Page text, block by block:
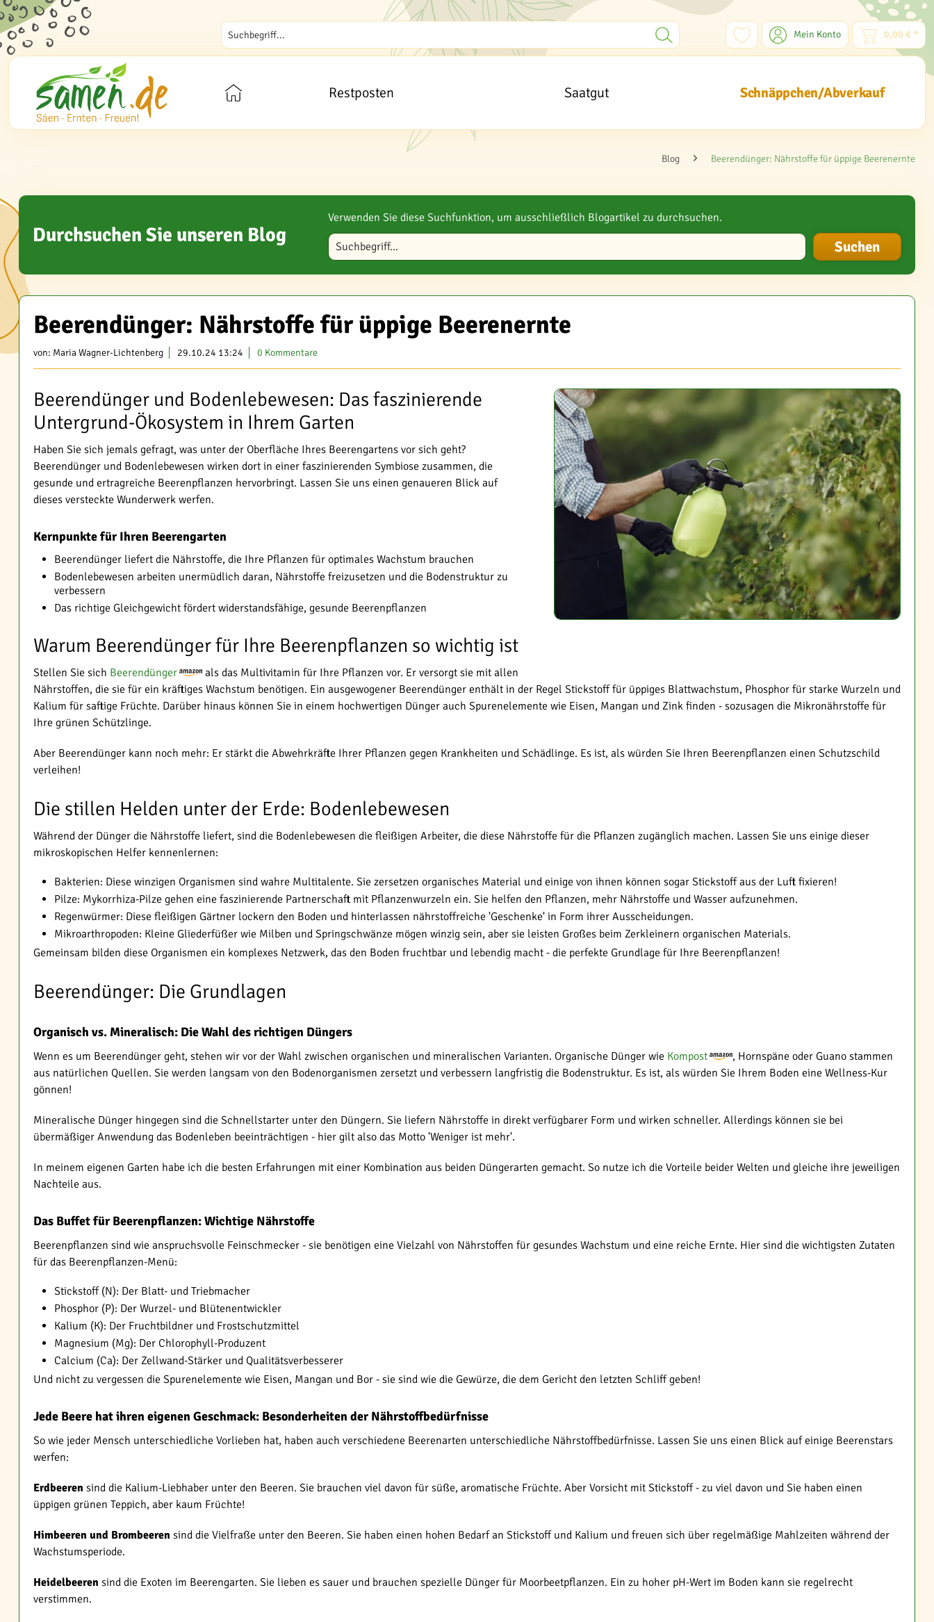
Mein Konto 0,00 € *
Restposten Saatgut Schnäppchen/Abverkauf
Blog Beerendünger: Nährstoffe für üppige Beerenernte
Durchsuchen Sie unseren Blog
Verwenden Sie diese Suchfunktion, um ausschließlich Blogartikel zu durchsuchen.
Blog durchsuchen
Beerendünger: Nährstoffe für üppige Beerenernte
von: Maria Wagner-Lichtenberg 29.10.24 13:24 0 Kommentare
Beerendünger und Bodenlebewesen: Das faszinierende
Untergrund-Ökosystem in Ihrem Garten
Haben Sie sich jemals gefragt, was unter der Oberfläche Ihres Beerengartens vor sich geht?
Beerendünger und Bodenlebewesen wirken dort in einer faszinierenden Symbiose zusammen, die
gesunde und ertragreiche Beerenpflanzen hervorbringt. Lassen Sie uns einen genaueren Blick auf
dieses versteckte Wunderwerk werfen.
Kernpunkte für Ihren Beerengarten
Beerendünger liefert die Nährstoffe, die Ihre Pflanzen für optimales Wachstum brauchen
Bodenlebewesen arbeiten unermüdlich daran, Nährstoffe freizusetzen und die Bodenstruktur zu
verbessern
Das richtige Gleichgewicht fördert widerstandsfähige, gesunde Beerenpflanzen
Warum Beerendünger für Ihre Beerenpflanzen so wichtig ist
Stellen Sie sich Beerendünger
als das Multivitamin für Ihre Pflanzen vor. Er versorgt sie mit allen
Nährstoffen, die sie für ein kräftiges Wachstum benötigen. Ein ausgewogener Beerendünger enthält in der Regel Stickstoff für üppiges Blattwachstum, Phosphor für starke Wurzeln und
Kalium für saftige Früchte. Darüber hinaus können Sie in einem hochwertigen Dünger auch Spurenelemente wie Eisen, Mangan und Zink finden - sozusagen die Mikronährstoffe für
Ihre grünen Schützlinge.
Aber Beerendünger kann noch mehr: Er stärkt die Abwehrkräfte Ihrer Pflanzen gegen Krankheiten und Schädlinge. Es ist, als würden Sie Ihren Beerenpflanzen einen Schutzschild
verleihen!
Die stillen Helden unter der Erde: Bodenlebewesen
Während der Dünger die Nährstoffe liefert, sind die Bodenlebewesen die fleißigen Arbeiter, die diese Nährstoffe für die Pflanzen zugänglich machen. Lassen Sie uns einige dieser
mikroskopischen Helfer kennenlernen:
Bakterien: Diese winzigen Organismen sind wahre Multitalente. Sie zersetzen organisches Material und einige von ihnen können sogar Stickstoff aus der Luft fixieren!
Pilze: Mykorrhiza-Pilze gehen eine faszinierende Partnerschaft mit Pflanzenwurzeln ein. Sie helfen den Pflanzen, mehr Nährstoffe und Wasser aufzunehmen.
Regenwürmer: Diese fleißigen Gärtner lockern den Boden und hinterlassen nährstoffreiche 'Geschenke' in Form ihrer Ausscheidungen.
Mikroarthropoden: Kleine Gliederfüßer wie Milben und Springschwänze mögen winzig sein, aber sie leisten Großes beim Zerkleinern organischen Materials.
Gemeinsam bilden diese Organismen ein komplexes Netzwerk, das den Boden fruchtbar und lebendig macht - die perfekte Grundlage für Ihre Beerenpflanzen!
Beerendünger: Die Grundlagen
Organisch vs. Mineralisch: Die Wahl des richtigen Düngers
Wenn es um Beerendünger geht, stehen wir vor der Wahl zwischen organischen und mineralischen Varianten. Organische Dünger wie Kompost
, Hornspäne oder Guano stammen
aus natürlichen Quellen. Sie werden langsam von den Bodenorganismen zersetzt und verbessern langfristig die Bodenstruktur. Es ist, als würden Sie Ihrem Boden eine Wellness-Kur
gönnen!
Mineralische Dünger hingegen sind die Schnellstarter unter den Düngern. Sie liefern Nährstoffe in direkt verfügbarer Form und wirken schneller. Allerdings können sie bei
übermäßiger Anwendung das Bodenleben beeinträchtigen - hier gilt also das Motto 'Weniger ist mehr'.
In meinem eigenen Garten habe ich die besten Erfahrungen mit einer Kombination aus beiden Düngerarten gemacht. So nutze ich die Vorteile beider Welten und gleiche ihre jeweiligen
Nachteile aus.
Das Buffet für Beerenpflanzen: Wichtige Nährstoffe
Beerenpflanzen sind wie anspruchsvolle Feinschmecker - sie benötigen eine Vielzahl von Nährstoffen für gesundes Wachstum und eine reiche Ernte. Hier sind die wichtigsten Zutaten
für das Beerenpflanzen-Menü:
Stickstoff (N): Der Blatt- und Triebmacher
Phosphor (P): Der Wurzel- und Blütenentwickler
Kalium (K): Der Fruchtbildner und Frostschutzmittel
Magnesium (Mg): Der Chlorophyll-Produzent
Calcium (Ca): Der Zellwand-Stärker und Qualitätsverbesserer
Und nicht zu vergessen die Spurenelemente wie Eisen, Mangan und Bor - sie sind wie die Gewürze, die dem Gericht den letzten Schliff geben!
Jede Beere hat ihren eigenen Geschmack: Besonderheiten der Nährstoffbedürfnisse
So wie jeder Mensch unterschiedliche Vorlieben hat, haben auch verschiedene Beerenarten unterschiedliche Nährstoffbedürfnisse. Lassen Sie uns einen Blick auf einige Beerenstars
werfen:
Erdbeeren sind die Kalium-Liebhaber unter den Beeren. Sie brauchen viel davon für süße, aromatische Früchte. Aber Vorsicht mit Stickstoff - zu viel davon und Sie haben einen
üppigen grünen Teppich, aber kaum Früchte!
Himbeeren und Brombeeren sind die Vielfraße unter den Beeren. Sie haben einen hohen Bedarf an Stickstoff und Kalium und freuen sich über regelmäßige Mahlzeiten während der
Wachstumsperiode.
Heidelbeeren sind die Exoten im Beerengarten. Sie lieben es sauer und brauchen spezielle Dünger für Moorbeetpflanzen. Ein zu hoher pH-Wert im Boden kann sie regelrecht
verstimmen.